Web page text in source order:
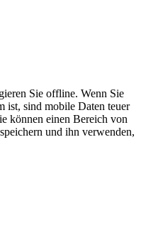
Sie offline. Wenn Sie
ist, sind mobile Daten teuer
können einen Bereich von
und ihn verwenden,